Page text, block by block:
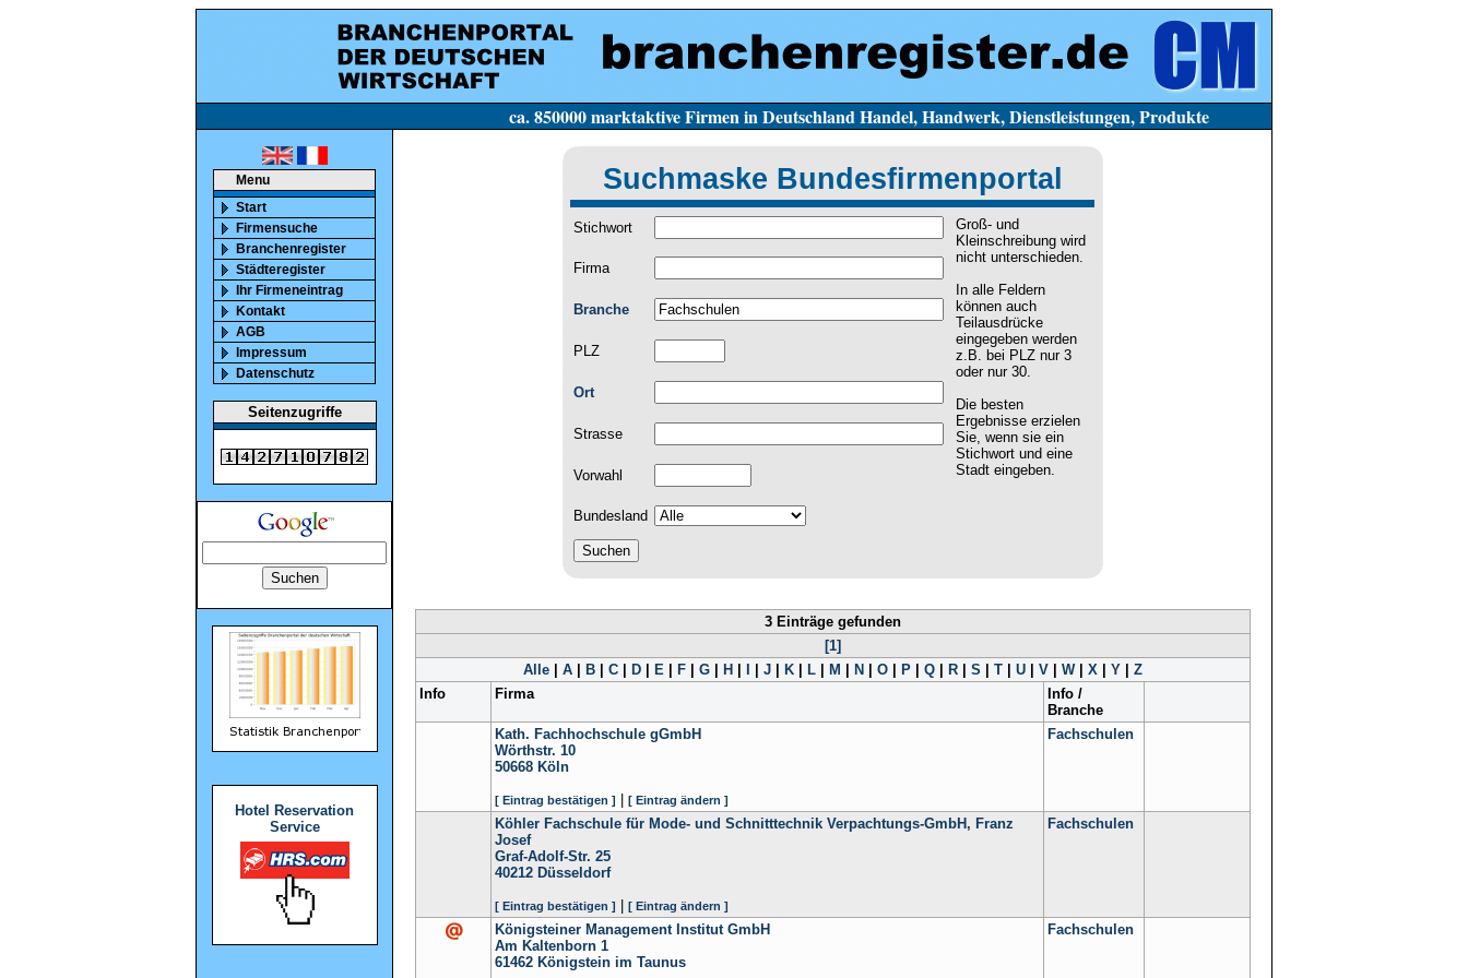
ca. 850000 marktaktive Firmen in Deutschland Handel, Handwerk, Dienstleistungen, Produkte
Menu
Start
Firmensuche
Branchenregister
Städteregister
Ihr Firmeneintrag
Kontakt
AGB
Impressum
Datenschutz
Seitenzugriffe
Hotel Reservation
Service
Suchmaske Bundesfirmenportal
Stichwort
Groß- und
Kleinschreibung wird
nicht unterschieden.
In alle Feldern
können auch
Teilausdrücke
eingegeben werden
z.B. bei PLZ nur 3
oder nur 30.
Die besten
Ergebnisse erzielen
Sie, wenn sie ein
Stichwort und eine
Stadt eingeben.
Firma
Branche
PLZ
Ort
Strasse
Vorwahl
Bundesland
3 Einträge gefunden
[1]
Alle| A| B| C| D| E| F| G| H J| K| L| M N O| P| Q| R| S T| U| V| W| X| Y| Z
Info
Firma
Info /
Branche
Kath. Fachhochschule gGmbH
Wörthstr. 10
50668 Köln
[ Eintrag bestätigen ] [ Eintrag ändern ]
Fachschulen
Köhler Fachschule für Mode- und Schnitttechnik Verpachtungs-GmbH, Franz
Josef
Graf-Adolf-Str. 25
40212 Düsseldorf
[ Eintrag bestätigen ] [ Eintrag ändern ]
Fachschulen
Königsteiner Management Institut GmbH
Am Kaltenborn 1
61462 Königstein im Taunus
Fachschulen